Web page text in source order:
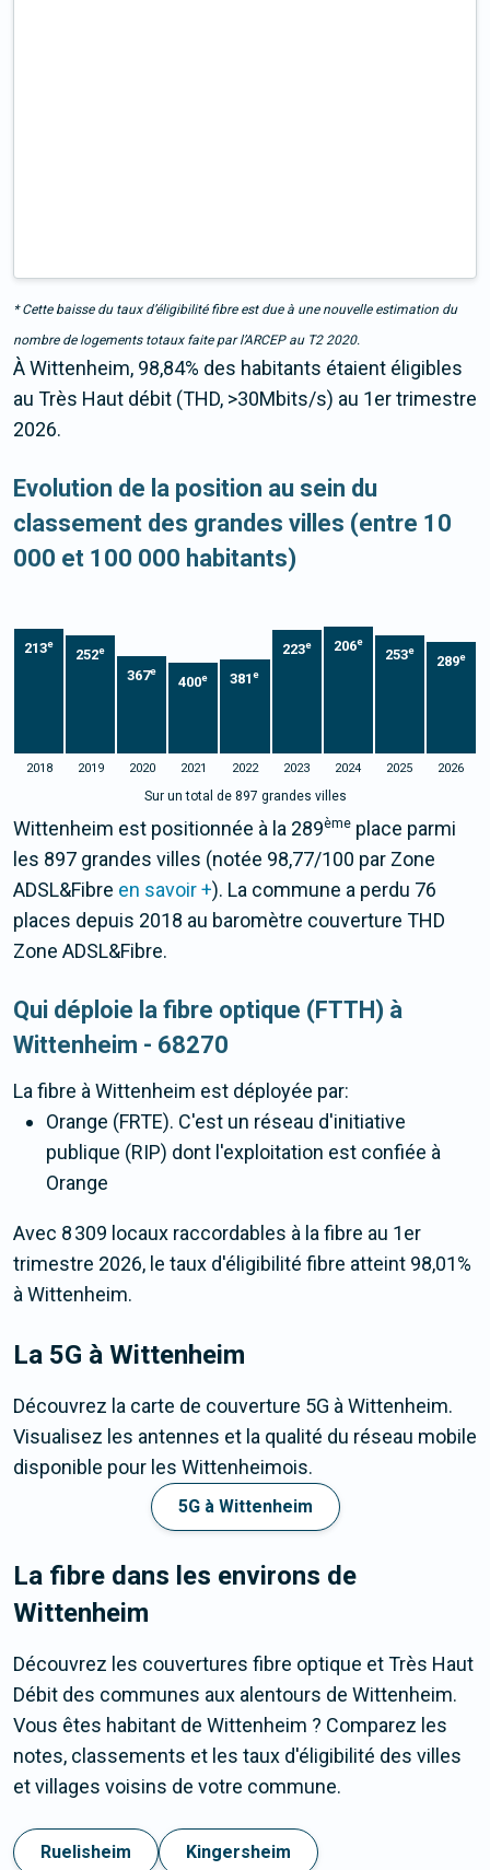
* Cette baisse du taux d’éligibilité fibre est due à une nouvelle estimation du
nombre de logements totaux faite par l’ARCEP au T2 2020.
À Wittenheim, 98,84% des habitants étaient éligibles
au Très Haut débit (THD, >30Mbits/s) au 1er trimestre
2026.
Evolution de la position au sein du
classement des grandes villes (entre 10
000 et 100 000 habitants)
213e
252e
367e
400e 381e
223e 206e
253e
289e
2018 2019 2020 2021 2022 2023 2024 2025 2026
Sur un total de 897 grandes villes
Wittenheim est positionnée à la 289ème place parmi
les 897 grandes villes (notée 98,77/100 par Zone
ADSL&Fibre en savoir +). La commune a perdu 76
places depuis 2018 au baromètre couverture THD
Zone ADSL&Fibre.
Qui déploie la fibre optique (FTTH) à
Wittenheim - 68270
La fibre à Wittenheim est déployée par:
Orange (FRTE). C'est un réseau d'initiative
publique (RIP) dont l'exploitation est confiée à
Orange
Avec 8 309 locaux raccordables à la fibre au 1er
trimestre 2026, le taux d'éligibilité fibre atteint 98,01%
à Wittenheim.
La 5G à Wittenheim
Découvrez la carte de couverture 5G à Wittenheim.
Visualisez les antennes et la qualité du réseau mobile
disponible pour les Wittenheimois.
5G à Wittenheim
La fibre dans les environs de
Wittenheim
Découvrez les couvertures fibre optique et Très Haut
Débit des communes aux alentours de Wittenheim.
Vous êtes habitant de Wittenheim ? Comparez les
notes, classements et les taux d'éligibilité des villes
et villages voisins de votre commune.
Ruelisheim Kingersheim